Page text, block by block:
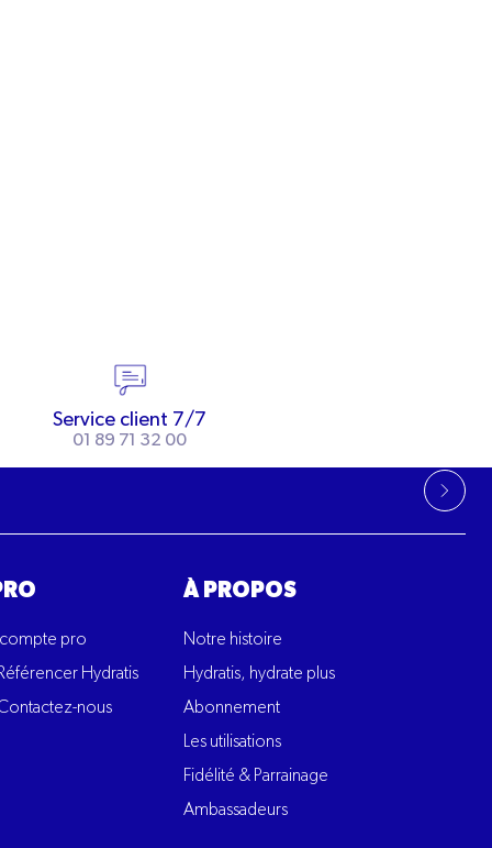
Service client 7/7
01 89 71 32 00
pro
Hydratis
nous
À PROPOS
Notre histoire
Hydratis, hydrate plus
Abonnement
Les utilisations
Fidélité & Parrainage
Ambassadeurs